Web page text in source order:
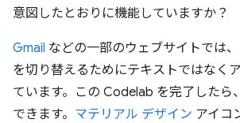
意図したとおりに機能していますか？
Gmail などの一部のウェブサイトでは
を切り替えるためにテキストではなく
ています。この Codelab を完了したら
できます。 マテリアル デザイン アイコ